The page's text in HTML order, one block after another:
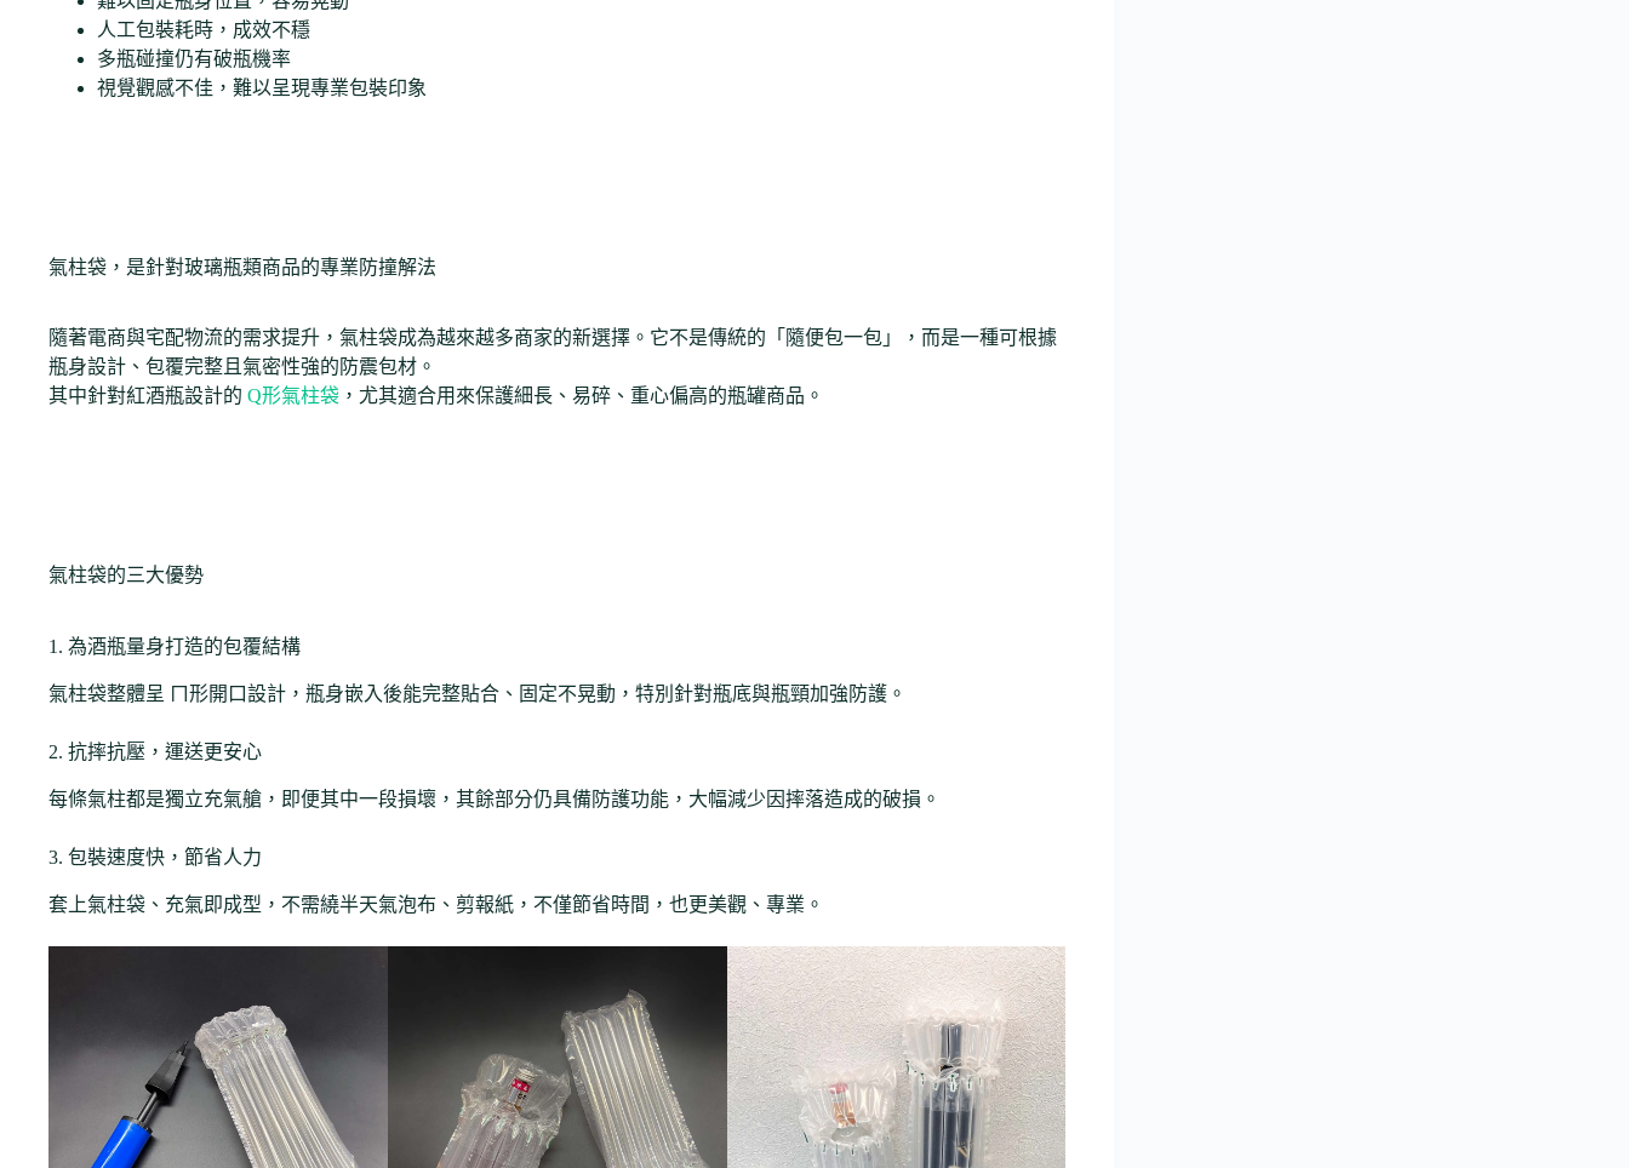
人工包裝耗時，成效不穩
多瓶碰撞仍有破瓶機率
視覺觀感不佳，難以呈現專業包裝印象
氣柱袋，是針對玻璃瓶類商品的專業防撞解法
隨著電商與宅配物流的需求提升，氣柱袋成為越來越多商家的新選擇。它不是傳統的「隨便包一包」，而是一種可根據
瓶身設計、包覆完整且氣密性強的防震包材。
其中針對紅酒瓶設計的 Q形氣柱袋 ，尤其適合用來保護細長、易碎、重心偏高的瓶罐商品。
氣柱袋的三大優勢
1. 為酒瓶量身打造的包覆結構
氣柱袋整體呈 ㄇ形開口設計，瓶身嵌入後能完整貼合、固定不晃動，特別針對瓶底與瓶頸加強防護。
2. 抗摔抗壓，運送更安心
每條氣柱都是獨立充氣艙，即便其中一段損壞，其餘部分仍具備防護功能，大幅減少因摔落造成的破損。
3. 包裝速度快，節省人力
套上氣柱袋、充氣即成型，不需繞半天氣泡布、剪報紙，不僅節省時間，也更美觀、專業。